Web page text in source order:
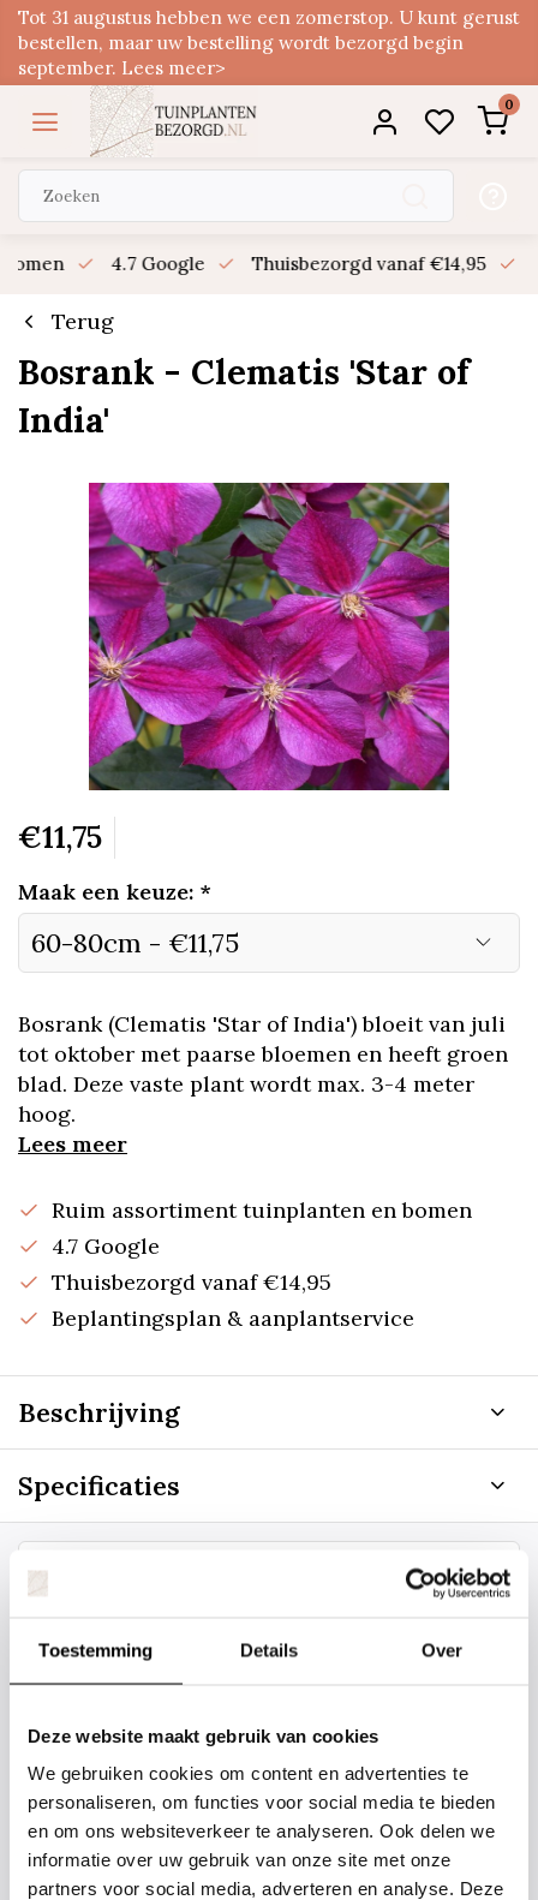
Toestemming Details Over
Deze website maakt gebruik van cookies
We gebruiken cookies om content en advertenties te
personaliseren, om functies voor social media te bieden
en om ons websiteverkeer te analyseren. Ook delen we
informatie over uw gebruik van onze site met onze
partners voor social media, adverteren en analyse. Deze
Tot 31 augustus hebben we een zomerstop. U kunt gerust
bestellen, maar uw bestelling wordt bezorgd begin
september. Lees meer>
0
4.7 Google Thuisbezorgd vanaf €14,95
Terug
Bosrank - Clematis 'Star of
India'
€11,75
Maak een keuze: *
Bosrank (Clematis 'Star of India') bloeit van juli
tot oktober met paarse bloemen en heeft groen
blad. Deze vaste plant wordt max. 3-4 meter
hoog.
Lees meer
Ruim assortiment tuinplanten en bomen
4.7 Google
Thuisbezorgd vanaf €14,95
Beplantingsplan & aanplantservice
Beschrijving
Specificaties
Staat uw plantsoort of maat er niet
gaan we voor u kijken. Stuur ons
de plantnaam, hoogte, stamdikte en
vorm. Wilt u weten hoe uw plant of
boom er ongeveer eruit ziet? We
kunnen u een foto sturen.
info@tuinplantenbezorgd.nl